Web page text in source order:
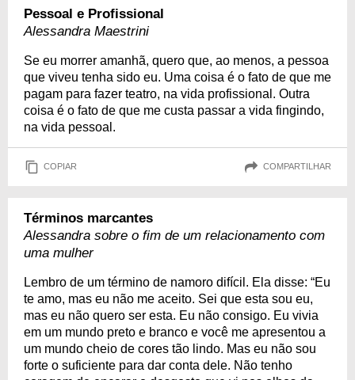
Pessoal e Profissional
Alessandra Maestrini
Se eu morrer amanhã, quero que, ao menos, a pessoa
que viveu tenha sido eu. Uma coisa é o fato de que me
pagam para fazer teatro, na vida profissional. Outra
coisa é o fato de que me custa passar a vida fingindo,
na vida pessoal.
COPIAR COMPARTILHAR
Términos marcantes
Alessandra sobre o fim de um relacionamento com
uma mulher
Lembro de um término de namoro difícil. Ela disse: “Eu
te amo, mas eu não me aceito. Sei que esta sou eu,
mas eu não quero ser esta. Eu não consigo. Eu vivia
em um mundo preto e branco e você me apresentou a
um mundo cheio de cores tão lindo. Mas eu não sou
forte o suficiente para dar conta dele. Não tenho